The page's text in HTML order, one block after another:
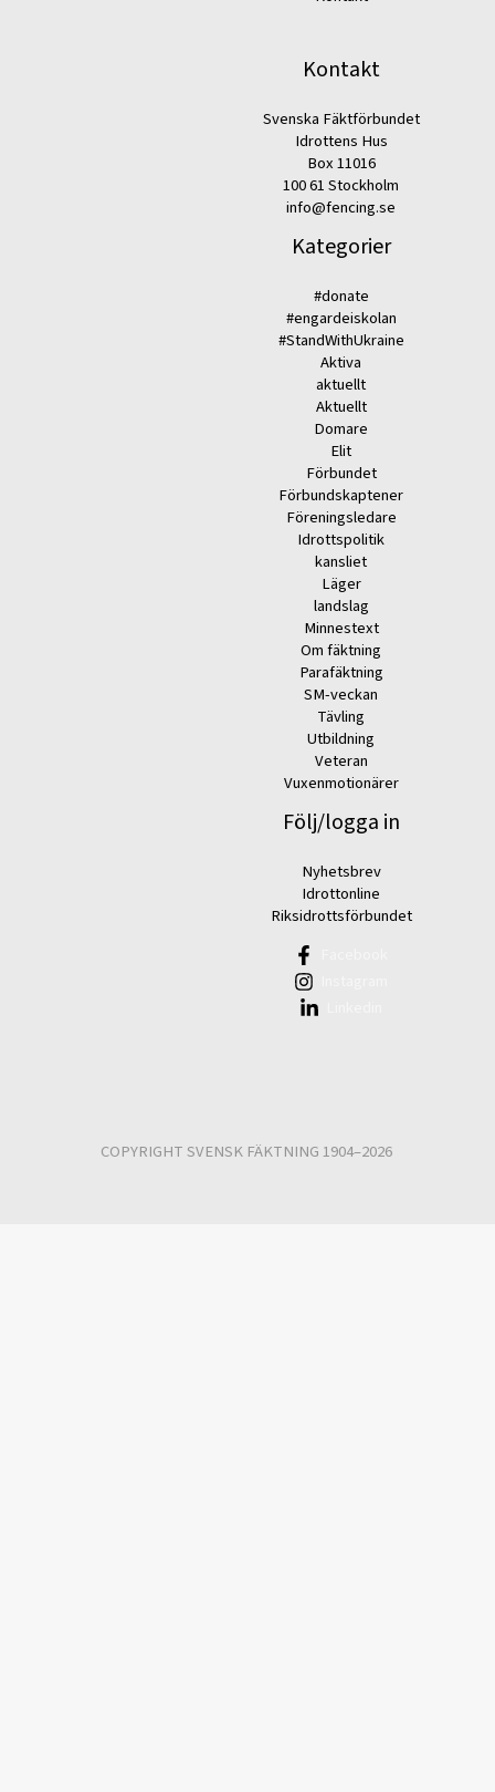
Kontakt
Svenska Fäktförbundet
Idrottens Hus
Box 11016
100 61 Stockholm
info@fencing.se
Kategorier
#donate
#engardeiskolan
#StandWithUkraine
Aktiva
aktuellt
Aktuellt
Domare
Elit
Förbundet
Förbundskaptener
Föreningsledare
Idrottspolitik
kansliet
Läger
landslag
Minnestext
Om fäktning
Parafäktning
SM-veckan
Tävling
Utbildning
Veteran
Vuxenmotionärer
Följ/logga in
Nyhetsbrev
Idrottonline
Riksidrottsförbundet
COPYRIGHT SVENSK FÄKTNING 1904–2026